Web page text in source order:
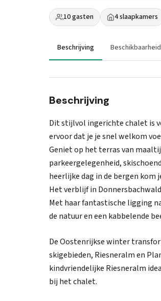
10 gasten 4 slaapkamers
Beschrijving Beschikbaarheid
Beschrijving
Dit stijlvol ingerichte chalet is
ervoor dat je je snel welkom
Geniet op het terras van
parkeergelegenheid,
heerlijke dag in de bergen kom
Het verblijf in
Met haar fantastische ligging
de natuur en een kabbelende
De Oostenrijkse winter
skigebieden, Riesneralm en
kindvriendelijke Riesneralm
bij het chalet.